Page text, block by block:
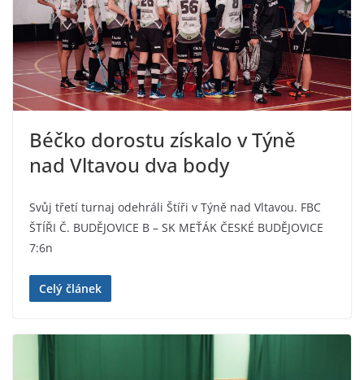
Béčko dorostu získalo v Týně
nad Vltavou dva body
Svůj třetí turnaj odehráli Štíři v Týně nad Vltavou. FBC
ŠTÍŘI Č. BUDĚJOVICE B – SK MEŤÁK ČESKÉ BUDĚJOVICE
7:6n
Celý článek